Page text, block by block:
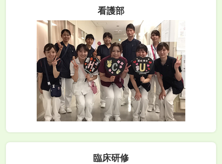
看護部
臨床研修